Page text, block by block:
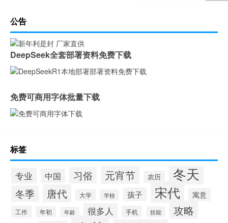
公告
DeepSeek全套部署资料免费下载
免费可商用字体批量下载
标签
专业 中国 习俗 元宵节 农历 冬天
冬季 唐代 大学 学校 孩子 宋代 寓意
工作 年初 年龄 很多人 手机 技能 攻略